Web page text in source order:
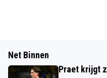
Net Binnen
Praet krijgt